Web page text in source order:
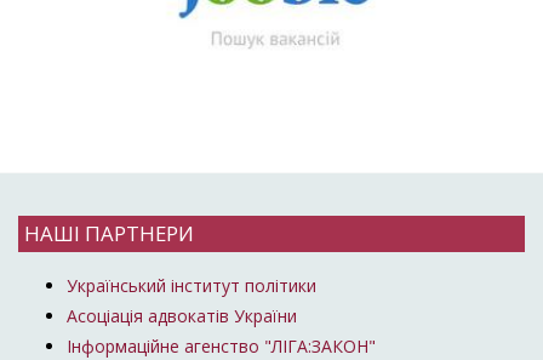
НАШІ ПАРТНЕРИ
Український інститут політики
Асоціація адвокатів України
Інформаційне агенство "ЛІГА:ЗАКОН"